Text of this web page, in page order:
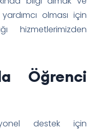
olması için
hizmetlerimizden
Öğrenci
destek için